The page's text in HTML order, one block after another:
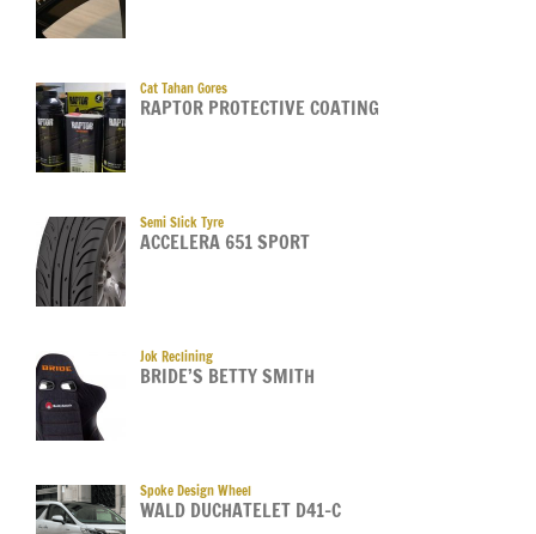
Cat Tahan Gores
RAPTOR PROTECTIVE COATING
Semi Slick Tyre
ACCELERA 651 SPORT
Jok Reclining
BRIDE’S BETTY SMITH
Spoke Design Wheel
WALD DUCHATELET D41-C